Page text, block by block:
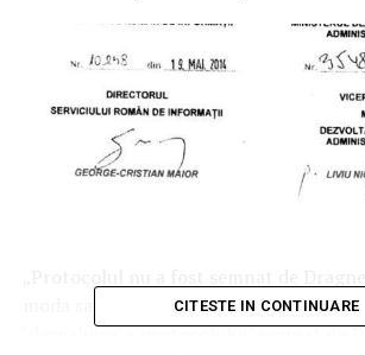
moda sa il injuram pe Liviu Dragnea. Da
‘dezvaluire’ a protocolului ‘semnat de
CITESTE IN CONTINUARE